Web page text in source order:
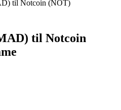
til Notcoin (NOT)
til Notcoin